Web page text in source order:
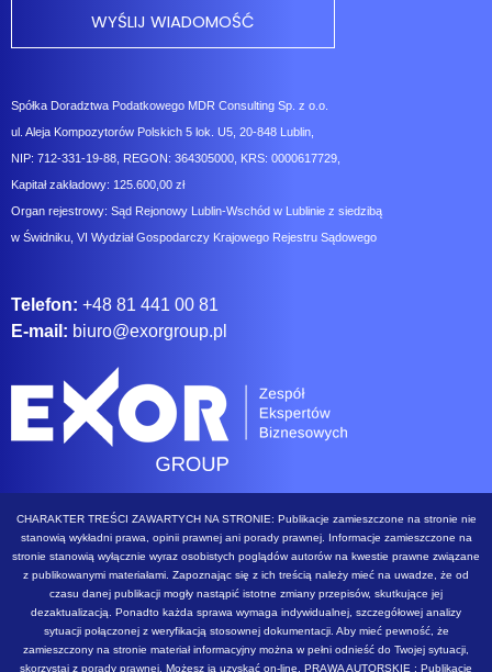
Spółka Doradztwa Podatkowego MDR Consulting Sp. z o.o.
ul. Aleja Kompozytorów Polskich 5 lok. U5, 20-848 Lublin,
NIP: 712-331-19-88, REGON: 364305000, KRS: 0000617729,
Kapitał zakładowy: 125.600,00 zł
Organ rejestrowy: Sąd Rejonowy Lublin-Wschód w Lublinie z siedzibą
w Świdniku, VI Wydział Gospodarczy Krajowego Rejestru Sądowego
Telefon: +48 81 441 00 81
E-mail: biuro@exorgroup.pl
CHARAKTER TREŚCI ZAWARTYCH NA STRONIE: Publikacje zamieszczone na stronie nie
stanowią wykładni prawa, opinii prawnej ani porady prawnej. Informacje zamieszczone na
stronie stanowią wyłącznie wyraz osobistych poglądów autorów na kwestie prawne związane
z publikowanymi materiałami. Zapoznając się z ich treścią należy mieć na uwadze, że od
czasu danej publikacji mogły nastąpić istotne zmiany przepisów, skutkujące jej
dezaktualizacją. Ponadto każda sprawa wymaga indywidualnej, szczegółowej analizy
sytuacji połączonej z weryfikacją stosownej dokumentacji. Aby mieć pewność, że
zamieszczony na stronie materiał informacyjny można w pełni odnieść do Twojej sytuacji,
skorzystaj z porady prawnej. Możesz ją uzyskać on-line. PRAWA AUTORSKIE : Publikacje